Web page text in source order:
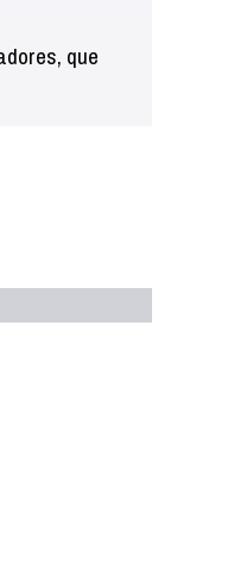
que